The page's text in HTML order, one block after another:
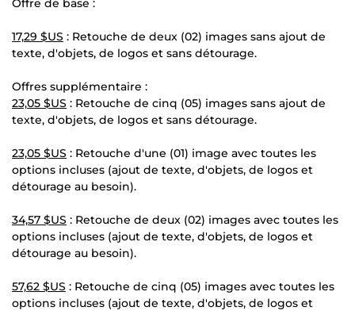
Offre de base :
17,29 $US : Retouche de deux (02) images sans ajout de
texte, d'objets, de logos et sans détourage.
Offres supplémentaire :
23,05 $US : Retouche de cinq (05) images sans ajout de
texte, d'objets, de logos et sans détourage.
23,05 $US : Retouche d'une (01) image avec toutes les
options incluses (ajout de texte, d'objets, de logos et
détourage au besoin).
34,57 $US : Retouche de deux (02) images avec toutes les
options incluses (ajout de texte, d'objets, de logos et
détourage au besoin).
57,62 $US : Retouche de cinq (05) images avec toutes les
options incluses (ajout de texte, d'objets, de logos et